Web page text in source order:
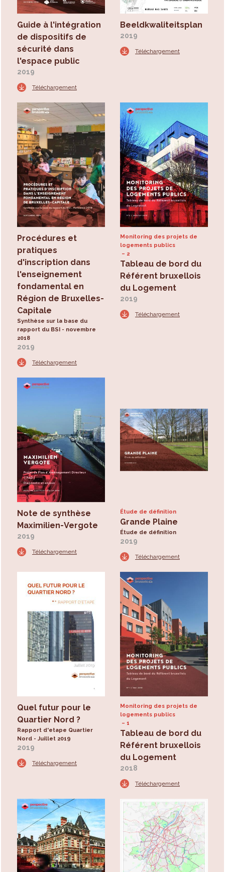
Guide à l'intégration
de dispositifs de
sécurité dans
l'espace public
2019
Téléchargement
Beeldkwaliteitsplan
2019
Téléchargement
Procédures et
pratiques
d'inscription dans
l'enseignement
fondamental en
Région de Bruxelles-
Capitale
Synthèse sur la base du
rapport du BSI - novembre
2018
2019
Téléchargement
Monitoring des projets de
logements publics
2
Tableau de bord du
Référent bruxellois
du Logement
2019
Téléchargement
Note de synthèse
Maximilien-Vergote
2019
Téléchargement
Étude de définition
Grande Plaine
Étude de définition
2019
Téléchargement
Quel futur pour le
Quartier Nord ?
Rapport d'etape Quartier
Nord - Juillet 2019
2019
Téléchargement
Monitoring des projets de
logements publics
1
Tableau de bord du
Référent bruxellois
du Logement
2018
Téléchargement